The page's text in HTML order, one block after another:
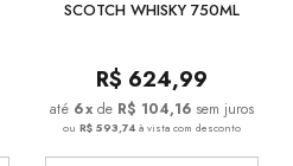
SCOTCH WHISKY 750ML
R$ 624,99
6x de R$ 104,16 sem juros
ouR$ 593,74à vista com desconto